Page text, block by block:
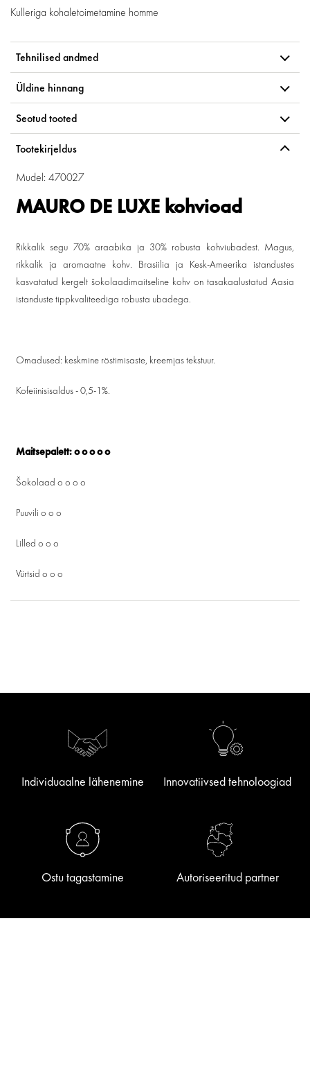
Kulleriga kohaletoimetamine homme
Tehnilised andmed
Üldine hinnang
Seotud tooted
Tootekirjeldus
Mudel: 470027
MAURO DE LUXE kohvioad
Rikkalik segu 70% araabika ja 30% robusta kohviubadest. Magus,
rikkalik ja aromaatne kohv. Brasiilia ja Kesk-Ameerika istandustes
kasvatatud kergelt šokolaadimaitseline kohv on tasakaalustatud Aasia
istanduste tippkvaliteediga robusta ubadega.
Omadused: keskmine röstimisaste, kreemjas tekstuur.
Kofeiinisisaldus - 0,5-1%.
Maitsepalett: o o o o o
Šokolaad o o o o
Puuvili o o o
Lilled o o o
Vürtsid o o o
Individuaalne lähenemine Innovatiivsed tehnoloogiad
Ostu tagastamine Autoriseeritud partner